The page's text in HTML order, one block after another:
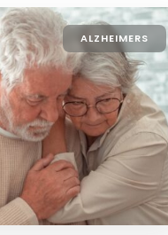
ALZHEIMERS